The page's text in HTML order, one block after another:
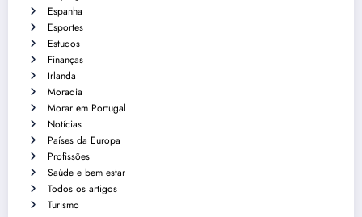
Espanha
Esportes
Estudos
Finanças
Irlanda
Moradia
Morar em Portugal
Notícias
Países da Europa
Profissões
Saúde e bem estar
Todos os artigos
Turismo